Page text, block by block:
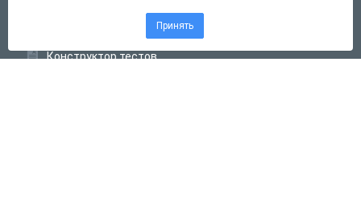
Конструктор тестов
Принять